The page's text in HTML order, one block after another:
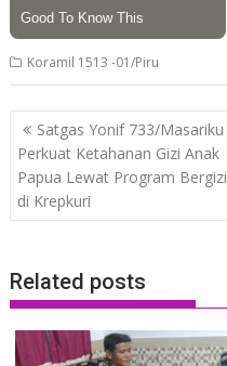
Koramil 1513 -01/Piru
Post
navigation
Satgas Yonif 733/Masariku
Perkuat Ketahanan Gizi Anak
Papua Lewat Program Bergizi
di Krepkuri
Related posts